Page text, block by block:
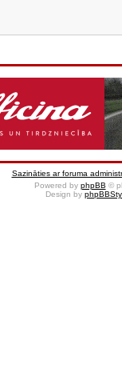
Sazināties ar foruma
Powered by phpBB ©
Design by